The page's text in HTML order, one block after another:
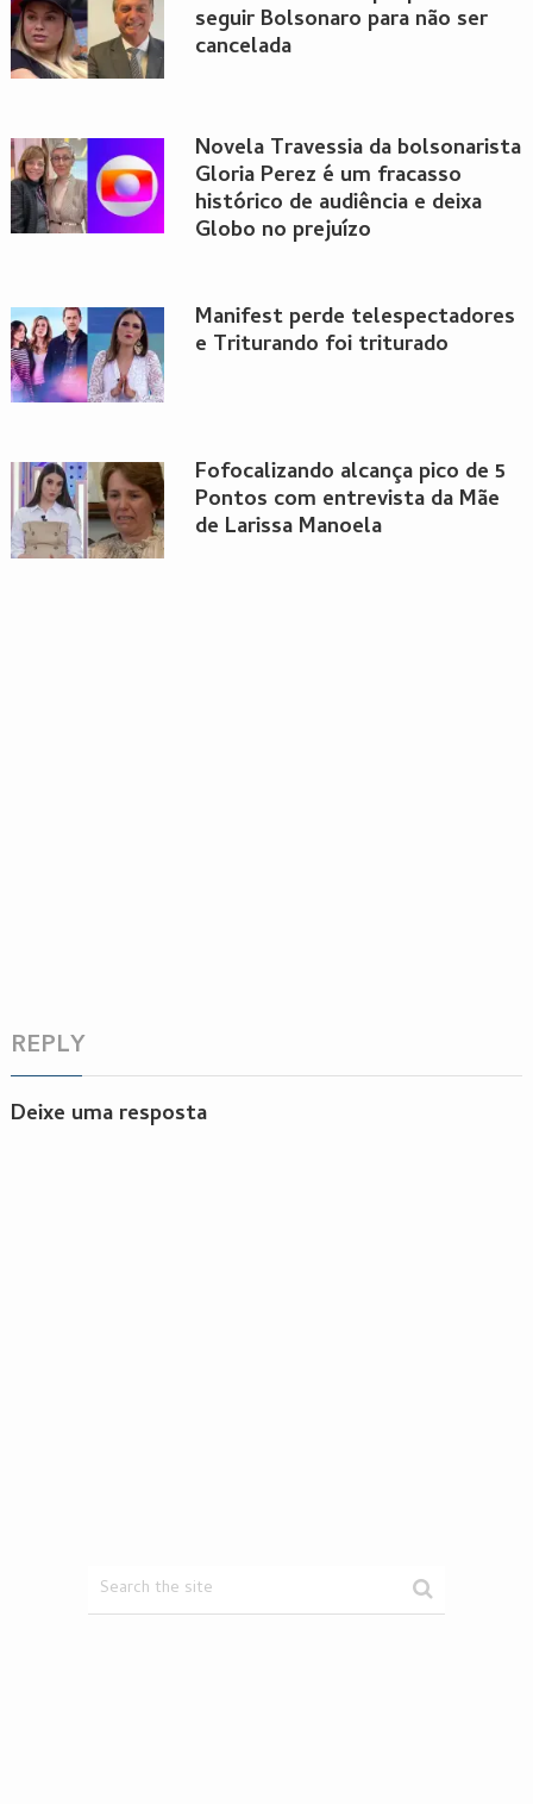
seguir Bolsonaro para não ser
cancelada
Novela Travessia da bolsonarista
Gloria Perez é um fracasso
histórico de audiência e deixa
Globo no prejuízo
Manifest perde telespectadores
e Triturando foi triturado
Fofocalizando alcança pico de 5
Pontos com entrevista da Mãe
de Larissa Manoela
REPLY
Deixe uma resposta